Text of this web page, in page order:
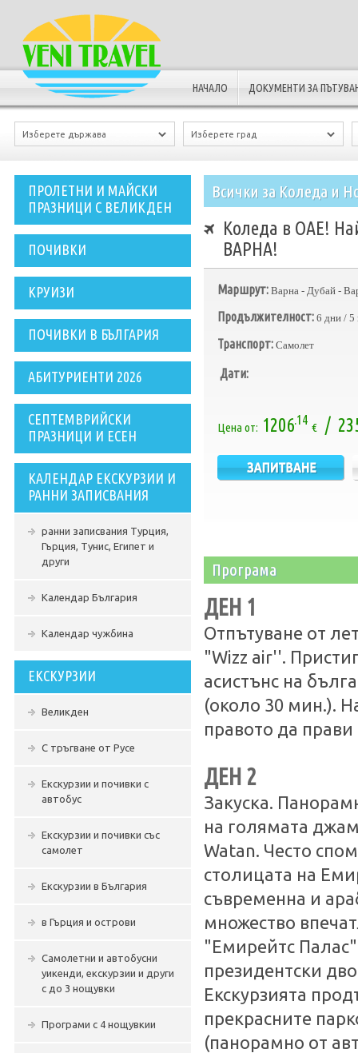
НАЧАЛО ДОКУМЕНТИ ЗА
ПРОЛЕТНИ И МАЙСКИ
ПРАЗНИЦИ С ВЕЛИКДЕН
ПОЧИВКИ
КРУИЗИ
ПОЧИВКИ В БЪЛГАРИЯ
АБИТУРИЕНТИ 2026
СЕПТЕМВРИЙСКИ
ПРАЗНИЦИ И ЕСЕН
КАЛЕНДАР ЕКСКУРЗИИ И
РАННИ ЗАПИСВАНИЯ
ранни записвания Турция,
Гърция, Тунис, Египет и
други
Календар България
Календар чужбина
ЕКСКУРЗИИ
Великден
С тръгване от Русе
Екскурзии и почивки с
автобус
Екскурзии и почивки със
самолет
Екскурзии в България
в Гърция и острови
Самолетни и автобусни
уикенди, екскурзии и други
с до 3 нощувки
Програми с 4 нощувкии
Всички за Коледа и
Коледа в ОАЕ!
ВАРНА!
Маршрут: Варна - Дубай -
Продължителност: 6 дни / 5
Транспорт: Самолет
Дати:
Цена от: 1206.14
€ /
Програма
ДЕН 1
Отпътуване от
"Wizz air''.
асистънс на
(около 30 мин.).
правото да
ДЕН 2
Закуска.
на голямата
Watan. Често
столицата на
съвременна и
множество
"Емирейтс
президентски
Екскурзията
прекрасните
(панорамно от